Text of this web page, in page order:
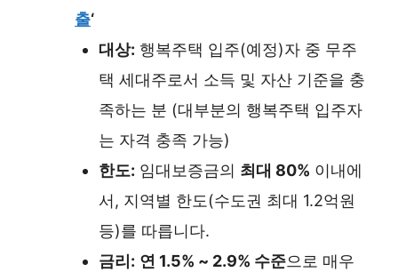
출‘
대상: 행복주택 입주(예정)자 중 무주
택 세대주로서 소득 및 자산 기준을 충
족하는 분 (대부분의 행복주택 입주자
는 자격 충족 가능)
한도: 임대보증금의 최대 80% 이내에
서, 지역별 한도(수도권 최대 1.2억원
등)를 따릅니다.
금리: 연 1.5% ~ 2.9% 수준으로 매우